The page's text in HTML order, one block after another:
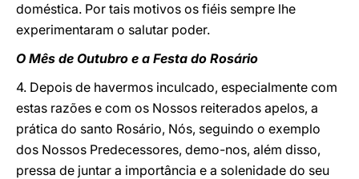
doméstica. Por tais motivos os fiéis sempre lhe
experimentaram o salutar poder.
O Mês de Outubro e a Festa do Rosário
4. Depois de havermos inculcado, especialmente com
estas razões e com os Nossos reiterados apelos, a
prática do santo Rosário, Nós, seguindo o exemplo
dos Nossos Predecessores, demo-nos, além disso,
pressa de juntar a importância e a solenidade do seu